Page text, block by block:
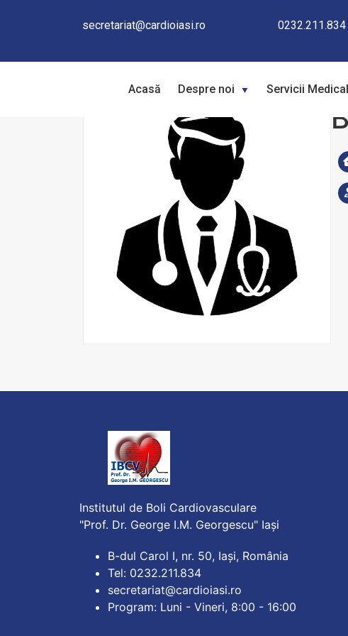
secretariat@cardioiasi.ro 0232.211.834
Acasă Despre noi Servicii
Institutul de Boli Cardiovasculare
"Prof. Dr. George I.M. Georgescu" Iași
B-dul Carol I, nr. 50, Iași, România
Tel: 0232.211.834
secretariat@cardioiasi.ro
Program: Luni - Vineri, 8:00 - 16:00